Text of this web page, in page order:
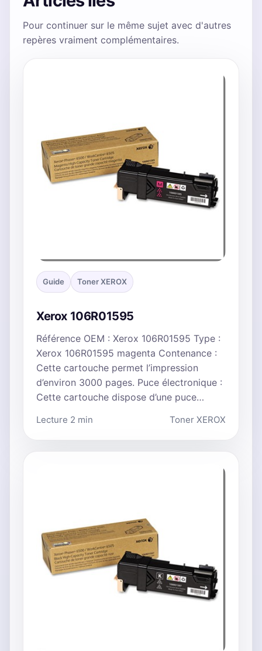
Pour continuer sur le même sujet avec d'autres
repères vraiment complémentaires.
Guide Toner XEROX
Xerox 106R01595
Référence OEM : Xerox 106R01595 Type :
Xerox 106R01595 magenta Contenance :
Cette cartouche permet l’impression
d’environ 3000 pages. Puce électronique :
Cette cartouche dispose d’une puce…
Lecture 2 min Toner XEROX